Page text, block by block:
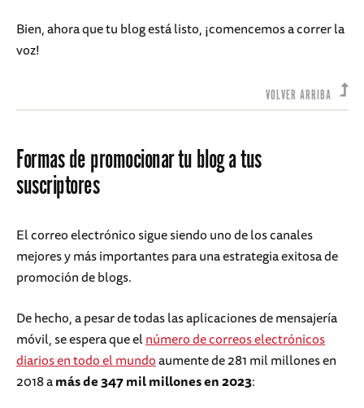
Bien, ahora que tu blog está listo, ¡comencemos a correr la
voz!
VOLVER ARRIBA
Formas de promocionar tu blog a tus
suscriptores
El correo electrónico sigue siendo uno de los canales
mejores y más importantes para una estrategia exitosa de
promoción de blogs.
De hecho, a pesar de todas las aplicaciones de mensajería
móvil, se espera que elnúmero de correos electrónicos
diarios en todo el mundoaumente de 281 mil millones en
2018 amás de 347 mil millones en 2023: